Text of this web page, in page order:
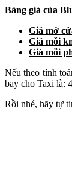
Bảng giá của
Giá mở
Giá mỗi
Giá mỗi
Nếu theo tính
bay cho Taxi là:
Rồi nhé, hãy tự